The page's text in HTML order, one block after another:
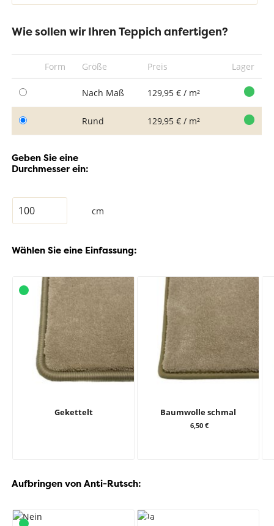
Wie sollen wir Ihren Teppich anfertigen?
Form Größe Preis Lager
Nach Maß 129,95 € / m²
Rund 129,95 € / m²
Geben Sie eine
Durchmesser ein:
cm
Wählen Sie eine Einfassung:
Gekettelt Baumwolle schmal
6,50 €
Aufbringen von Anti-Rutsch: